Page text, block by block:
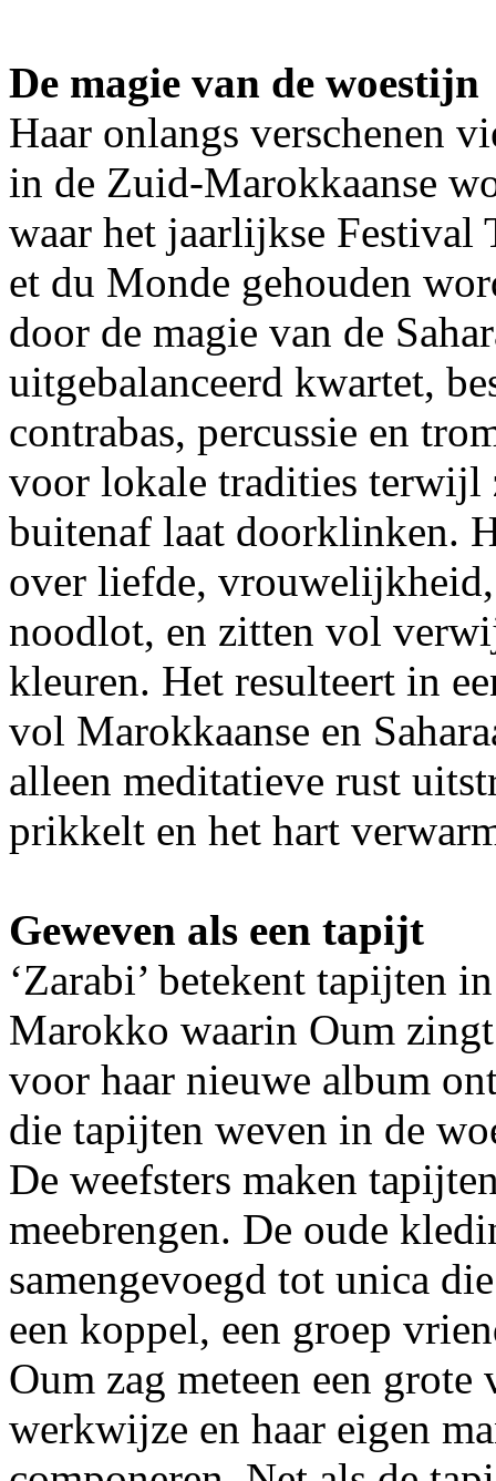
De magie van de woestijn
Haar onlangs verschenen
in de Zuid-Marokkaanse
waar het jaarlijkse Festival
et du Monde gehouden
door de magie van de
uitgebalanceerd kwartet,
contrabas, percussie en
voor lokale tradities
buitenaf laat doorklinken.
over liefde,
noodlot, en zitten vol
kleuren. Het resulteert in
vol Marokkaanse en
alleen meditatieve rust
prikkelt en het hart
Geweven als een tapijt
‘Zarabi’ betekent tapijten
Marokko waarin Oum
voor haar nieuwe album
die tapijten weven in de
De weefsters maken
meebrengen. De oude
samengevoegd tot unica
een koppel, een groep
Oum zag meteen een grote
werkwijze en haar eigen